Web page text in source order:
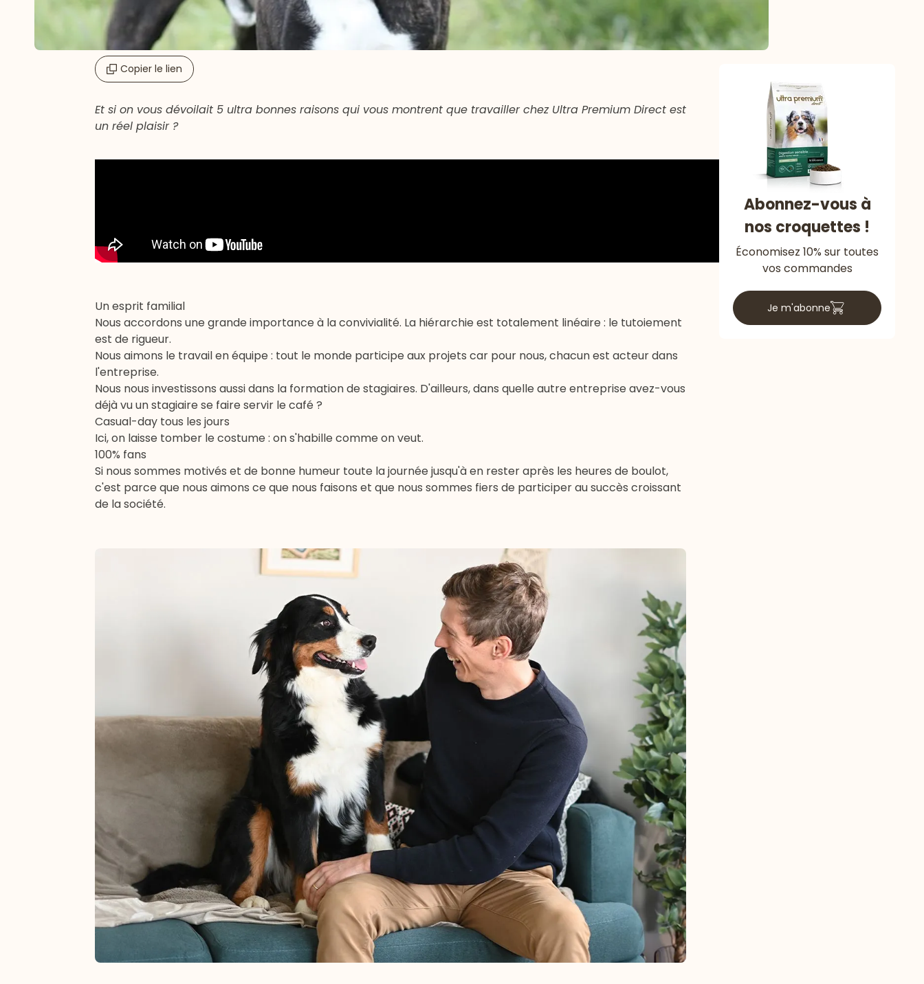
Copier le lien
Et si on vous dévoilait 5 ultra bonnes raisons qui vous montrent que travailler chez Ultra Premium Direct est
un réel plaisir ?
Un esprit familial
Nous accordons une grande importance à la convivialité. La hiérarchie est totalement linéaire : le tutoiement
est de rigueur.
Nous aimons le travail en équipe : tout le monde participe aux projets car pour nous, chacun est acteur dans
l'entreprise.
Nous nous investissons aussi dans la formation de stagiaires. D'ailleurs, dans quelle autre entreprise avez-vous
déjà vu un stagiaire se faire servir le café ?
Casual-day tous les jours
Ici, on laisse tomber le costume : on s'habille comme on veut.
100% fans
Si nous sommes motivés et de bonne humeur toute la journée jusqu'à en rester après les heures de boulot,
c'est parce que nous aimons ce que nous faisons et que nous sommes fiers de participer au succès croissant
de la société.
Abonnez-vous à
nos croquettes !
Économisez 10% sur toutes
vos commandes
Je m'abonne